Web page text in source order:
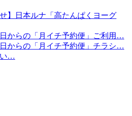
】日本ルナ「高たんぱくヨーグ
日からの「月イチ予約便」ご利用…
日からの「月イチ予約便」チラシ…
い…